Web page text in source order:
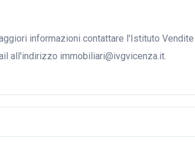
informazioni contattare l'Istituto
all'indirizzo immobiliari@ivgvicenza.it.